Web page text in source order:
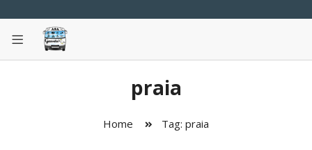
praia
Home Tag: praia